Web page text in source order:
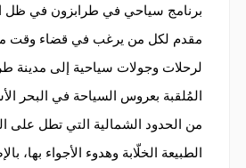
برنامج سياحي في طرابزون في ظل
مقدم لكل من يرغب في قضاء وقت
لرحلات وجولات سياحية إلى مدينة
المُلقبة بعروس السياحة في البحر
من الحدود الشمالية التي تطل على
الطبيعة الخلّابة وهدوء الأجواء بها،